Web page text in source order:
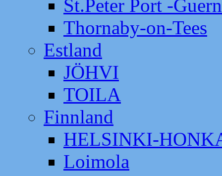
St.Peter Port -
Thornaby-on-Tees
Estland
JÖHVI
TOILA
Finnland
HELSINKI-
Loimola